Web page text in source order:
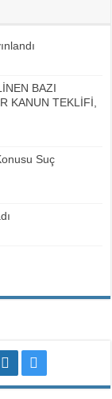
BAZI
KANUN TEKLİFİ,
Suç